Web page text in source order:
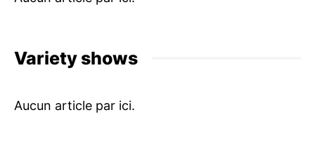
Variety shows